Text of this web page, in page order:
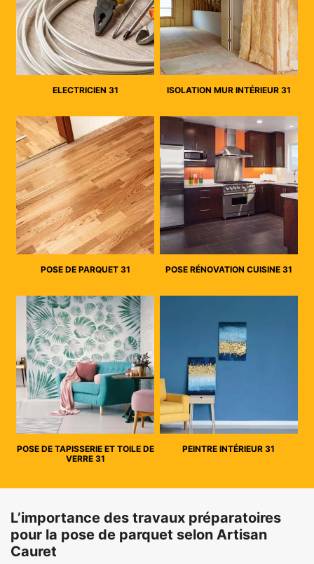
ELECTRICIEN 31 ISOLATION MUR INTÉRIEUR 31
POSE DE PARQUET 31 POSE RÉNOVATION CUISINE 31
POSE DE TAPISSERIE ET TOILE DE
VERRE 31
PEINTRE INTÉRIEUR 31
L’importance des travaux préparatoires
pour la pose de parquet selon Artisan
Cauret